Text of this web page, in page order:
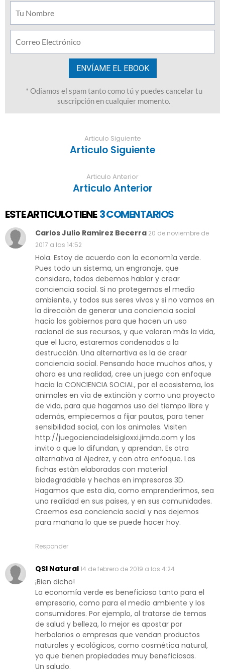
Articulo Siguiente
Articulo Siguiente
Articulo Anterior
Articulo Anterior
ESTE ARTICULO TIENE 3 COMENTARIOS
Carlos Julio Ramirez Becerra 20 de noviembre de
2017 a las 14:52
Hola. Estoy de acuerdo con la economìa verde.
Pues todo un sistema, un engranaje, que
considero, todos debemos hablar y crear
conciencia social. Si no protegemos el medio
ambiente, y todos sus seres vivos y si no vamos en
la direcciòn de generar una conciencia social
hacia los gobiernos para que hacen un uso
racional de sus recursos, y que valoren màs la vida,
que el lucro, estaremos condenados a la
destrucciòn. Una alternartiva es la de crear
conciencia social. Pensando hace muchos años, y
ahora es una realidad, cree un juego con enfoque
hacia la CONCIENCIA SOCIAL, por el ecosistema, los
animales en vìa de extinciòn y como una proyecto
de vida, para que hagamos uso del tiempo libre y
ademàs, empiecemos a fijar pautas, para tener
sensibilidad social, con los animales. Visiten
http://juegocienciadelsigloxxi.jimdo.com y los
invito a que lo difundan, y aprendan. Es otra
alternativa al Ajedrez, y con otro enfoque. Las
fichas estàn elaboradas con material
biodegradable y hechas en impresoras 3D.
Hagamos que esta dia, como emprenderimos, sea
una realidad en sus paises, y en sus comunidades.
Creemos esa conciencia social y nos dejemos
para mañana lo que se puede hacer hoy.
Responder
QSI Natural14 de febrero de 2019 a las 4:24
¡Bien dicho!
La economía verde es beneficiosa tanto para el
empresario, como para el medio ambiente y los
consumidores. Por ejemplo, al tratarse de temas
de salud y belleza, lo mejor es apostar por
herbolarios o empresas que vendan productos
naturales y ecológicos, como cosmética natural,
ya que tienen propiedades muy beneficiosas.
Un saludo.